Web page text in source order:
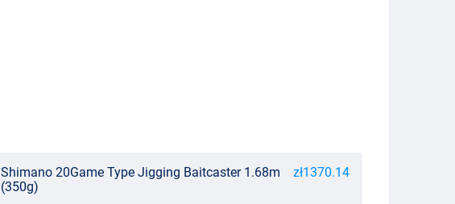
Shimano 20Game Type Jigging Baitcaster 1.68m
(350g)
zł1370.14